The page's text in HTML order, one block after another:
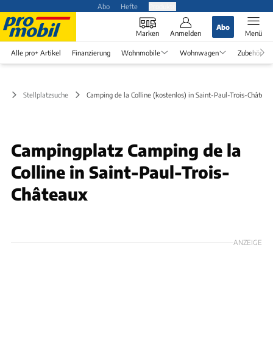
Abo Hefte
Marken Anmelden
Abo
Menü
Alle pro+ Artikel Finanzierung Wohnmobile Wohnwagen Zubehör
Stellplatzsuche Camping de la Colline (kostenlos) in Saint-Paul-Trois-
Campingplatz Camping de la
Colline in Saint-Paul-Trois-
Châteaux
ANZEIGE